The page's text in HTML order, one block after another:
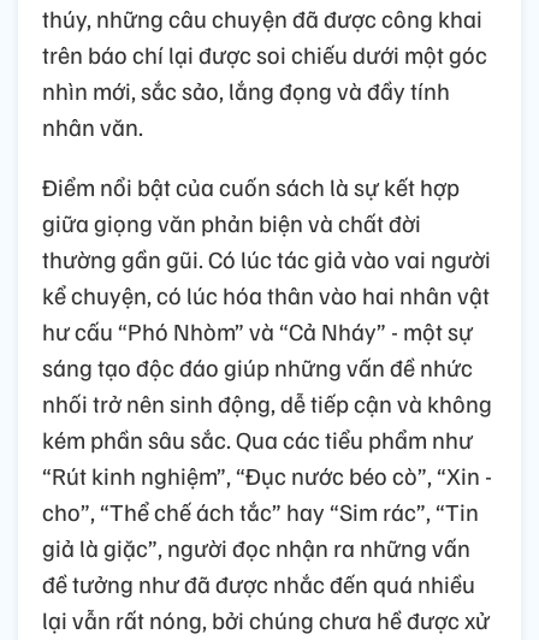
thúy, những câu chuyện đã được công khai
trên báo chí lại được soi chiếu dưới một góc
nhìn mới, sắc sảo, lắng đọng và đầy tính
nhân văn.
Điểm nổi bật của cuốn sách là sự kết hợp
giữa giọng văn phản biện và chất đời
thường gần gũi. Có lúc tác giả vào vai người
kể chuyện, có lúc hóa thân vào hai nhân vật
hư cấu “Phó Nhòm” và “Cả Nháy” - một sự
sáng tạo độc đáo giúp những vấn đề nhức
nhối trở nên sinh động, dễ tiếp cận và không
kém phần sâu sắc. Qua các tiểu phẩm như
“Rút kinh nghiệm”, “Đục nước béo cò”, “Xin -
cho”, “Thể chế ách tắc” hay “Sim rác”, “Tin
giả là giặc”, người đọc nhận ra những vấn
đề tưởng như đã được nhắc đến quá nhiều
lại vẫn rất nóng, bởi chúng chưa hề được xử